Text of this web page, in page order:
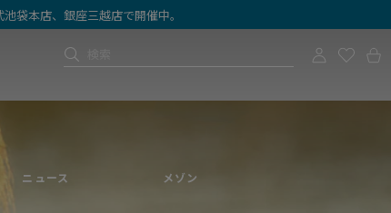
袋本店、銀座三越店で開催中。
ニュース メゾン